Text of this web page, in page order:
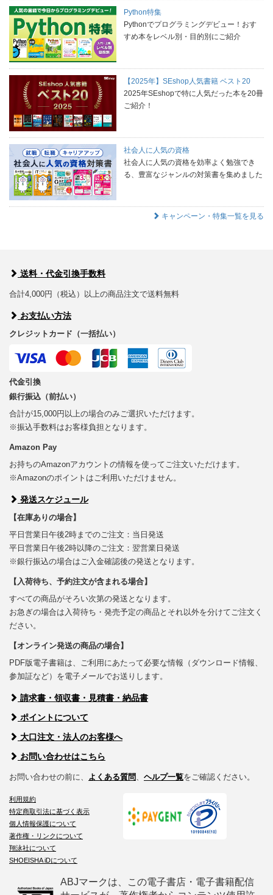
Python特集
Pythonでプログラミングデビュー！おす
すめ本をレベル別・目的別にご紹介
【2025年】SEshop人気書籍 ベスト20
2025年SEshopで特に人気だった本を20冊
ご紹介！
社会人に人気の資格
社会人に人気の資格を効率よく勉強でき
る、豊富なジャンルの対策書を集めました
キャンペーン・特集一覧を見る
送料・代金引換手数料
合計4,000円（税込）以上の商品注文で送料無料
お支払い方法
クレジットカード（一括払い）
代金引換
銀行振込（前払い）
合計が15,000円以上の場合のみご選択いただけます。
※振込手数料はお客様負担となります。
Amazon Pay
お持ちのAmazonアカウントの情報を使ってご注文いただけます。
※Amazonのポイントはご利用いただけません。
発送スケジュール
【在庫ありの場合】
平日営業日午後2時までのご注文：当日発送
平日営業日午後2時以降のご注文：翌営業日発送
※銀行振込の場合はご入金確認後の発送となります。
【入荷待ち、予約注文が含まれる場合】
すべての商品がそろい次第の発送となります。
お急ぎの場合は入荷待ち・発売予定の商品とそれ以外を分けてご注文く
ださい。
【オンライン発送の商品の場合】
PDF版電子書籍は、ご利用にあたって必要な情報（ダウンロード情報、
参加証など）を電子メールでお送りします。
請求書・領収書・見積書・納品書
ポイントについて
大口注文・法人のお客様へ
お問い合わせはこちら
お問い合わせの前に、 よくある質問、 ヘルプ一覧をご確認ください。
利用規約
特定商取引法に基づく表示
個人情報保護について
著作権・リンクについて
翔泳社について
SHOEISHA iDについて
ABJマークは、この電子書店・電子書籍配信